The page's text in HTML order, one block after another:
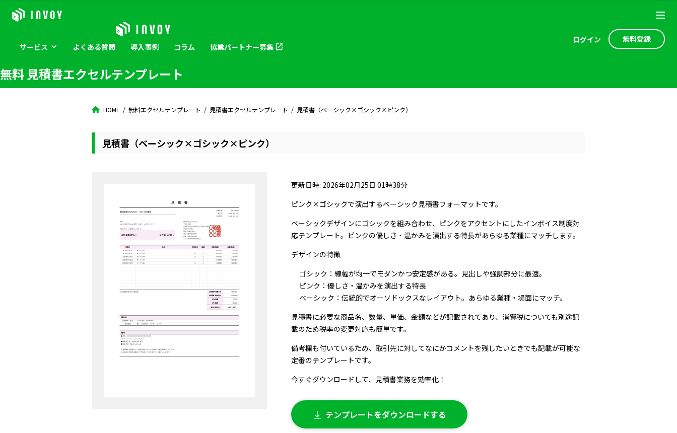
サービス よくある質問 導入事例 コラム 協業パートナー募集
ログイン 無料登録
無料 見積書エクセルテンプレート
HOME 無料エクセルテンプレート 見積書エクセルテンプレート 見積書（ベーシック×ゴシック×ピンク）
見積書（ベーシック×ゴシック×ピンク）
更新日時: 2026年02月25日 01時38分
ピンク×ゴシックで演出するベーシック見積書フォーマットです。
ベーシックデザインにゴシックを組み合わせ、ピンクをアクセントにしたインボイス制度対
応テンプレート。ピンクの優しさ・温かみを演出する特長があらゆる業種にマッチします。
デザインの特徴
ゴシック：線幅が均一でモダンかつ安定感がある。見出しや強調部分に最適。
ピンク：優しさ・温かみを演出する特長
ベーシック：伝統的でオーソドックスなレイアウト。あらゆる業種・場面にマッチ。
見積書に必要な商品名、数量、単価、金額などが記載されてあり、消費税についても別途記
載のため税率の変更対応も簡単です。
備考欄も付いているため、取引先に対してなにかコメントを残したいときでも記載が可能な
定番のテンプレートです。
今すぐダウンロードして、見積書業務を効率化！
テンプレートをダウンロードする